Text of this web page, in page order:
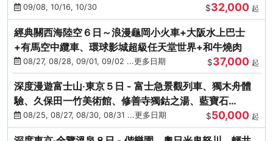
09/08, 10/16, 10/30 $32,000 起
經典關西海陸空６日～浪漫龜岡小火車+大阪水上巴士
+有馬空中纜車、環球影城超級任天堂世界+和牛燒肉
08/27, 08/28, 09/01, 09/02 ...更多日期 $37,000 起
深度漫遊富士山‧東京５日 - 富士急景觀列車、獨木舟體
驗、久保田一竹美術館、修善寺獨鈷之湯、藍寶石
SAPHIR踴子號
08/25, 08/27, 08/30, 08/31 ...更多日期 $50,000 起